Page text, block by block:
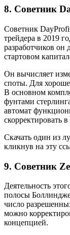
8. Советник
Советник
трейдера в 2019
разработчиков он
стартовом
Он вычисляет
споты. Для
В основном
фунтами
автомат
скорректировать
Скачать один из
кликнув на эту
9. Советник
Деятельность
полосы
число
можно
концепцией.